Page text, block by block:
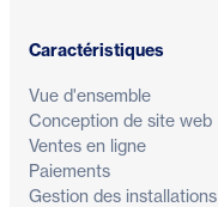
Caractéristiques
Vue d'ensemble
Conception de site web
Ventes en ligne
Paiements
Gestion des installations